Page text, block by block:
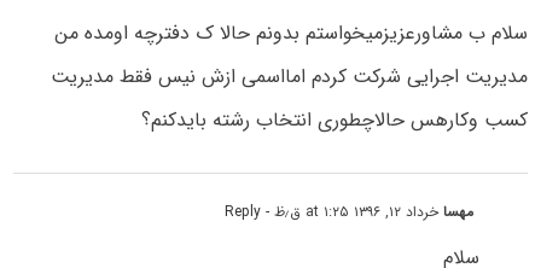
سلام ب مشاورعزیزمیخواستم بدونم حالا ک دفترچه اومده من
مدیریت اجرایی شرکت کردم امااسمی ازش نیس فقط مدیریت
کسب وکارهس حالاچطوری انتخاب رشته بایدکنم؟
مهساخرداد ۱۲, ۱۳۹۶ at ۱:۲۵ ق٫ظ - Reply
سلام